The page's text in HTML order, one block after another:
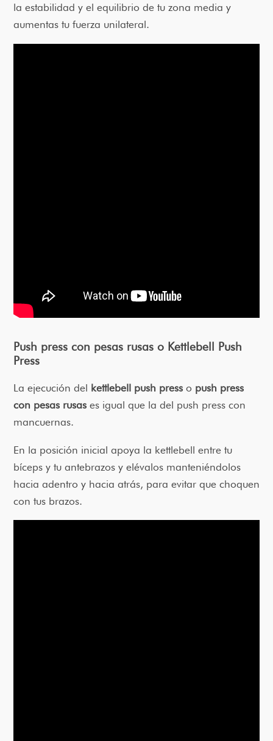
la estabilidad y el equilibrio de tu zona media y
aumentas tu fuerza unilateral.
Push press con pesas rusas o Kettlebell Push
Press
La ejecución del kettlebell push presso push press
con pesas rusases igual que la del push press con
mancuernas.
En la posición inicial apoya la kettlebell entre tu
bíceps y tu antebrazos y elévalos manteniéndolos
hacia adentro y hacia atrás, para evitar que choquen
con tus brazos.